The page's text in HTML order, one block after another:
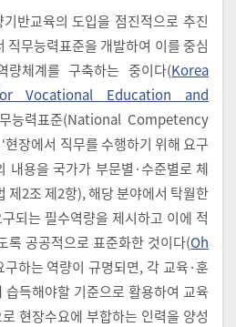
반교육의 도입을 점진적으로 추진
직무능력표준을 개발하여 이를 중심
량체계를 구축하는 중이다(Korea
Vocational Education and
능력표준(National Competency
장에서 직무를 수행하기 위해 요구
내용을 국가가 부문별·수준별로 체
제2조 제2항), 해당 분야에서 탁월한
되는 필수역량을 제시하고 이에 적
록 공공적으로 표준화한 것이다(Oh
하는 역량이 규명되면, 각 교육·훈
득해야할 기준으로 활용하여 교육
현장수요에 부합하는 인력을 양성